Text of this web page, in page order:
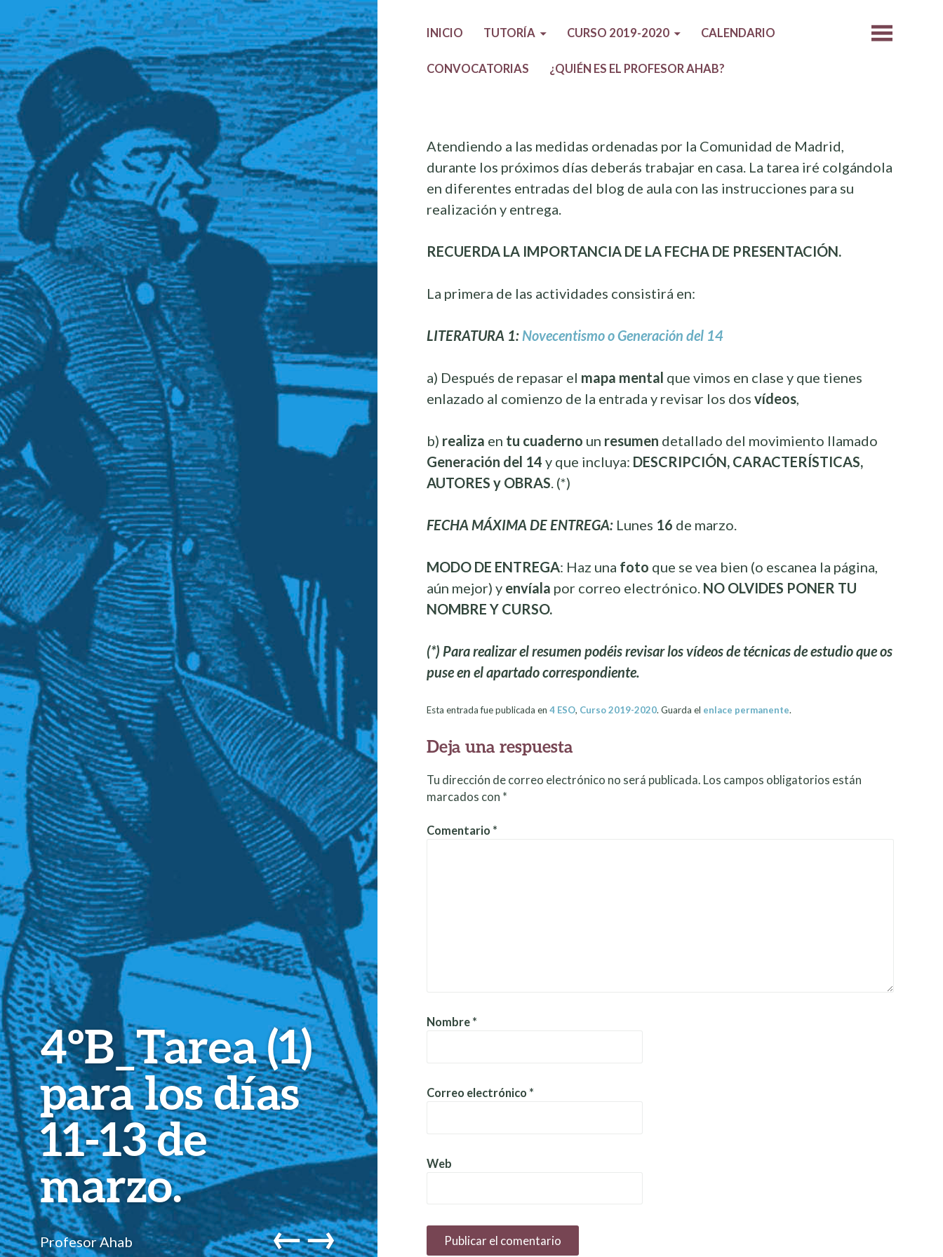
4ºB_Tarea (1)
para los días
11-13 de
marzo.
Profesor Ahab
←→
INICIO TUTORÍA CURSO 2019-2020 CALENDARIO
CONVOCATORIAS ¿QUIÉN ES EL PROFESOR AHAB?
Atendiendo a las medidas ordenadas por la Comunidad de Madrid,
durante los próximos días deberás trabajar en casa. La tarea iré colgándola
en diferentes entradas del blog de aula con las instrucciones para su
realización y entrega.
RECUERDA LA IMPORTANCIA DE LA FECHA DE PRESENTACIÓN.
La primera de las actividades consistirá en:
LITERATURA 1: Novecentismo o Generación del 14
a) Después de repasar el mapa mental que vimos en clase y que tienes
enlazado al comienzo de la entrada y revisar los dos vídeos,
b) realiza en tu cuaderno un resumen detallado del movimiento llamado
Generación del 14 y que incluya: DESCRIPCIÓN, CARACTERÍSTICAS,
AUTORES y OBRAS . (*)
FECHA MÁXIMA DE ENTREGA: Lunes 16 de marzo.
MODO DE ENTREGA: Haz una foto que se vea bien (o escanea la página,
aún mejor) y envíala por correo electrónico. NO OLVIDES PONER TU
NOMBRE Y CURSO.
(*) Para realizar el resumen podéis revisar los vídeos de técnicas de estudio que os
puse en el apartado correspondiente.
Esta entrada fue publicada en 4 ESO, Curso 2019-2020. Guarda el enlace permanente.
Deja una respuesta
Tu dirección de correo electrónico no será publicada. Los campos obligatorios están
marcados con *
Comentario *
Nombre *
Correo electrónico *
Web